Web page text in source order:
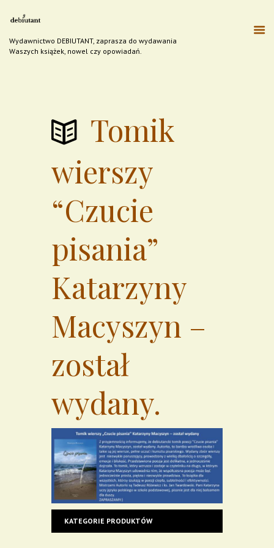
Wydawnictwo DEBIUTANT, zaprasza do wydawania
Waszych książek, nowel czy opowiadań.
Tomik
wierszy
“Czucie
pisania”
Katarzyny
Macyszyn –
został
wydany.
KATEGORIE PRODUKTÓW